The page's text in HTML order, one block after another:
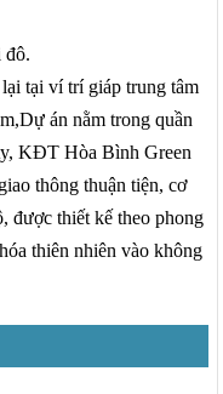
đô.
lại tại ví trí giáp trung tâm
án nằm trong quần
KĐT Hòa Bình Green
thông thuận tiện, cơ
được thiết kế theo phong
thiên nhiên vào không